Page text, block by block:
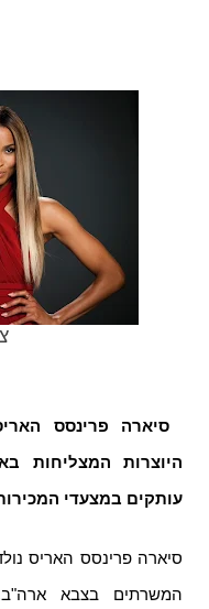
עותקים במצעדי
סיארה פרינסס האריס